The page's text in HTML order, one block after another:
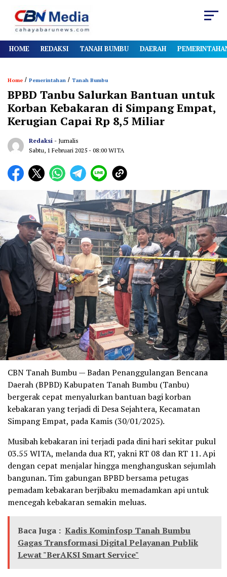
HOME REDAKSI TANAH BUMBU DAERAH
Home / Pemerintahan / Tanah Bumbu
BPBD Tanbu Salurkan Bantuan untuk
Korban Kebakaran di Simpang Empat,
Kerugian Capai Rp 8,5 Miliar
Redaksi - Jurnalis
Sabtu, 1 Februari 2025 - 08:00 WITA
CBN Tanah Bumbu — Badan Penanggulangan Bencana
Daerah (BPBD) Kabupaten Tanah Bumbu (Tanbu)
bergerak cepat menyalurkan bantuan bagi korban
kebakaran yang terjadi di Desa Sejahtera, Kecamatan
Simpang Empat, pada Kamis (30/01/2025).
Musibah kebakaran ini terjadi pada dini hari sekitar pukul
03.55 WITA, melanda dua RT, yakni RT 08 dan RT 11. Api
dengan cepat menjalar hingga menghanguskan sejumlah
bangunan. Tim gabungan BPBD bersama petugas
pemadam kebakaran berjibaku memadamkan api untuk
mencegah kebakaran semakin meluas.
Baca Juga : Kadis Kominfosp Tanah Bumbu
Gagas Transformasi Digital Pelayanan Publik
Lewat "BerAKSI Smart Service"